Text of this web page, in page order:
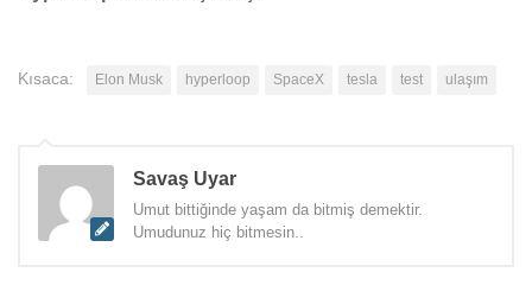
Kısaca: Elon Musk hyperloop SpaceX tesla test ulaşım
Savaş Uyar
Umut bittiğinde yaşam da bitmiş demektir.
Umudunuz hiç bitmesin..